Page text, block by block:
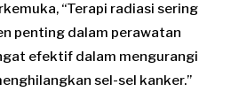
“Terapi radiasi sering
penting dalam perawatan
efektif dalam mengurangi
sel-sel kanker.”